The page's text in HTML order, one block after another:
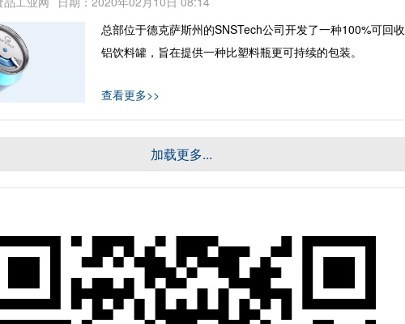
总部位于德克萨斯州的SNSTech公司开发了一种100%可回收
铝饮料罐，旨在提供一种比塑料瓶更可持续的包装。
查看更多>>
加载更多...